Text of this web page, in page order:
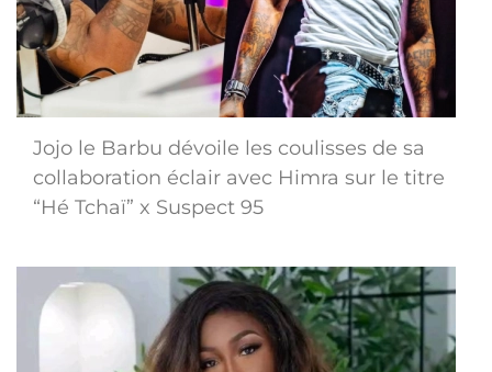
Jojo le Barbu dévoile les coulisses de sa
collaboration éclair avec Himra sur le titre
“Hé Tchaï” x Suspect 95